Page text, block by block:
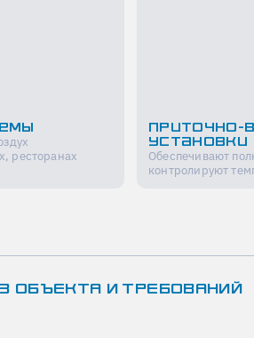
ресторанах
Приточно-
установки
Обеспечивают
контролируют
ОБЪЕКТА И ТРЕБОВАНИЙ